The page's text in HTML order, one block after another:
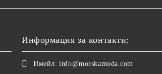
Информация за контакти:
Имейл: info@morskamoda.com